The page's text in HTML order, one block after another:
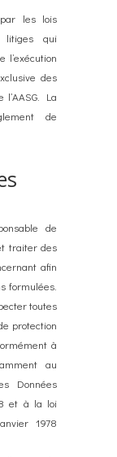
les lois
litiges qui
l’exécution
des
La
de
de
traiter des
afin
formulées.
toutes
protection
à
au
Données
et à la loi
1978